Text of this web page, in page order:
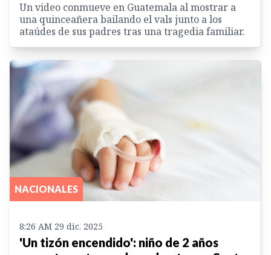
Un video conmueve en Guatemala al mostrar a
una quinceañera bailando el vals junto a los
ataúdes de sus padres tras una tragedia familiar.
NACIONALES
8:26 AM 29 dic. 2025
'Un tizón encendido': niño de 2 años